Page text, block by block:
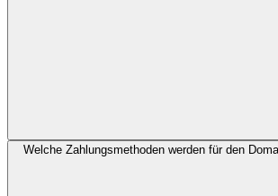
Welche Zahlungsmethoden werden für den